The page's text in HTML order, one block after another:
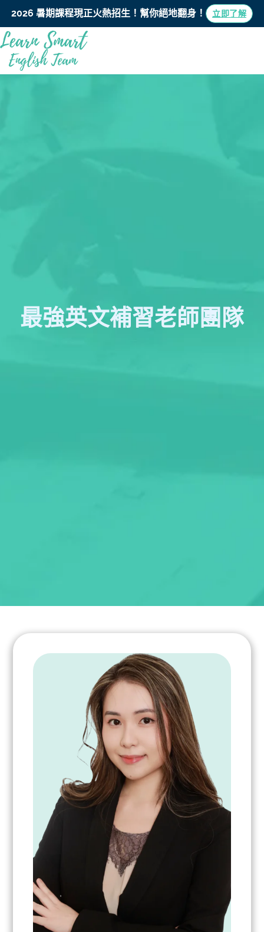
2026 暑期課程現正火熱招生！ 幫你絕地翻身！ 立即了解
最強英文補習老師團隊